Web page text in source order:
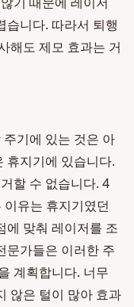
습니다. 따라서 퇴행
해도 제모 효과는 거
기에 있는 것은 아
휴지기에 있습니다.
할 수 없습니다. 4
유는 휴지기였던
에 맞춰 레이저를 조
문가들은 이러한 주
계획합니다. 너무
않은 털이 많아 효과